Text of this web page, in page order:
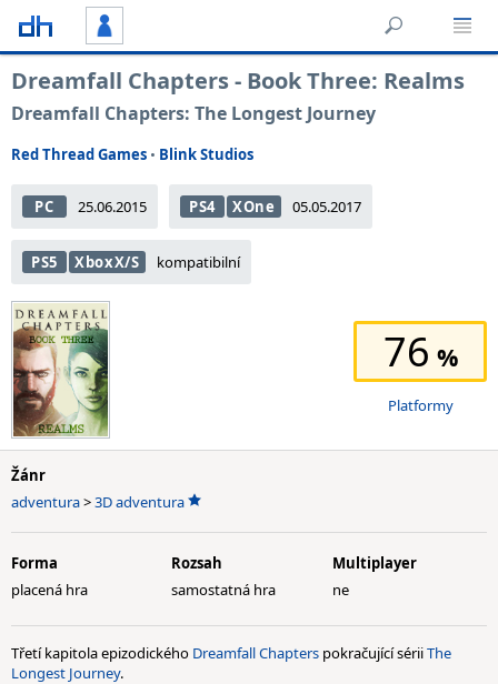
Dreamfall Chapters - Book Three: Realms
Dreamfall Chapters: The Longest Journey
Red Thread Games • Blink Studios
PC 25.06.2015 PS4 XOne 05.05.2017
PS5 XboxX/S kompatibilní
76
Platformy
Žánr
adventura>3D adventura
Forma
placená hra
Rozsah
samostatná hra
Multiplayer
ne
Třetí kapitola epizodického Dreamfall Chapters pokračující sériiThe
Longest Journey.